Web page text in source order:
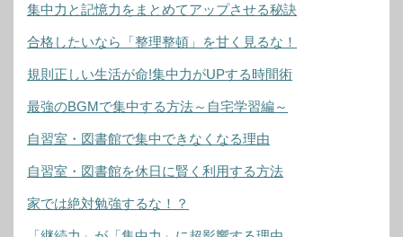
集中力と記憶力をまとめてアップさせる秘訣
合格したいなら「整理整頓」を甘く見るな！
規則正しい生活が命!集中力がUPする時間術
最強のBGMで集中する方法～自宅学習編～
自習室・図書館で集中できなくなる理由
自習室・図書館を休日に賢く利用する方法
家では絶対勉強するな！？